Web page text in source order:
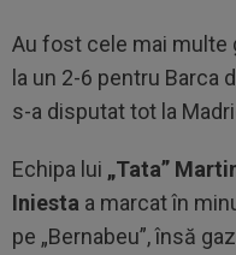
Au fost cele mai multe
la un 2-6 pentru Barca
s-a disputat tot la
Echipa lui „Tata”
Iniesta a marcat în
pe „Bernabeu”, însă